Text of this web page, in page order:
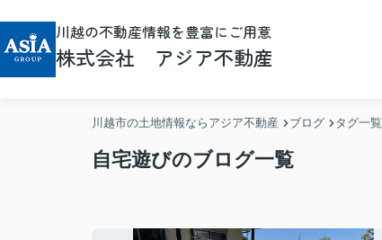
川越の不動産情報を豊富にご用意
株式会社 アジア不動産
川越市の土地情報ならアジア不動産 ブログ タグ一覧
自宅遊びのブログ一覧